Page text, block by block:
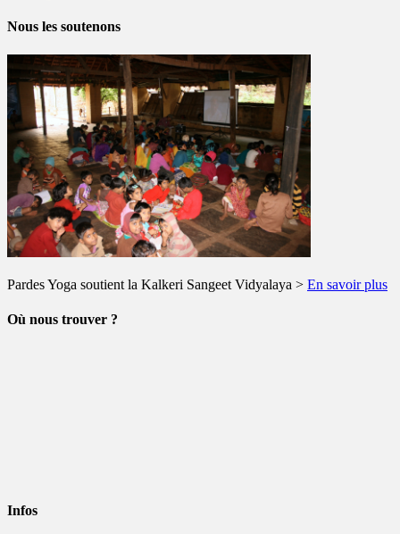
Nous les soutenons
Pardes Yoga soutient la Kalkeri Sangeet Vidyalaya > En savoir plus
Où nous trouver ?
Infos